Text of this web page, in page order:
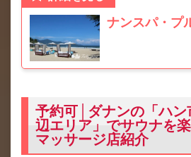
ナンスパ・プ
予約可│ダナンの「ハン
辺エリア」でサウナを
マッサージ店紹介